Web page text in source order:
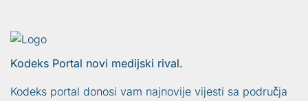
Kodeks Portal novi medijski rival.
Kodeks portal donosi vam najnovije vijesti sa područja